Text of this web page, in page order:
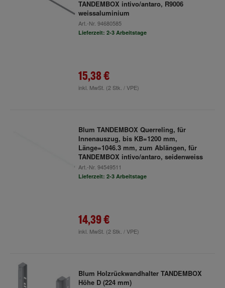
TANDEMBOX intivo/antaro, R9006
weissaluminium
Art.-Nr. 94680585
Lieferzeit: 2-3 Arbeitstage
15,38 €
inkl. MwSt. (2 Stk. / VPE)
Blum TANDEMBOX Querreling, für
Innenauszug, bis KB=1200 mm,
Länge=1046.3 mm, zum Ablängen, für
TANDEMBOX intivo/antaro, seidenweiss
Art.-Nr. 94549511
Lieferzeit: 2-3 Arbeitstage
14,39 €
inkl. MwSt. (2 Stk. / VPE)
Blum Holzrückwandhalter TANDEMBOX
Höhe D (224 mm)